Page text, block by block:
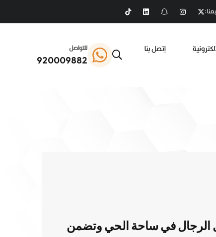
:
إتصل بنا
للتواصل
920009882
الرجال في ساحة الحي وتضمن